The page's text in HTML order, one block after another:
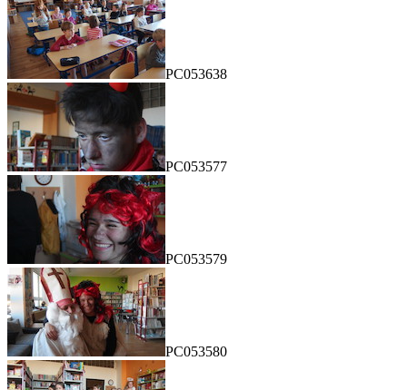
PC053638
PC053577
PC053579
PC053580